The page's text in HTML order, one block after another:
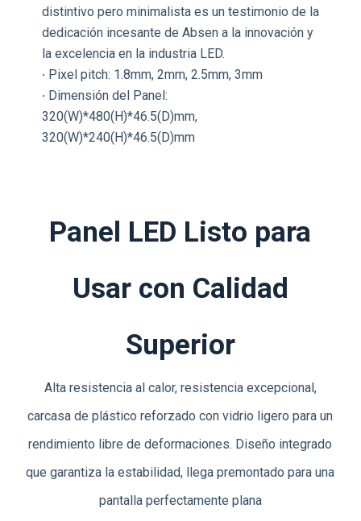
distintivo pero minimalista es un testimonio de la
dedicación incesante de Absen a la innovación y
la excelencia en la industria LED.
· Pixel pitch: 1.8mm, 2mm, 2.5mm, 3mm
· Dimensión del Panel:
320(W)*480(H)*46.5(D)mm,
320(W)*240(H)*46.5(D)mm
Panel LED Listo para
Usar con Calidad
Superior
Alta resistencia al calor, resistencia excepcional,
carcasa de plástico reforzado con vidrio ligero para un
rendimiento libre de deformaciones. Diseño integrado
que garantiza la estabilidad, llega premontado para una
pantalla perfectamente plana